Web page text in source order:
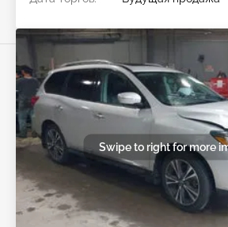
Swipe to right for more